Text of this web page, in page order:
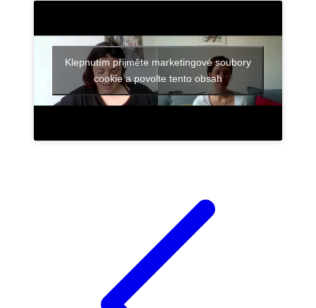
Klepnutím přijměte marketingové soubory
cookie a povolte tento obsah